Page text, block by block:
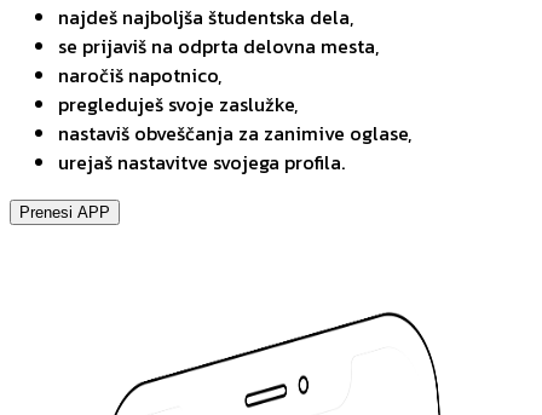
najdeš najboljša študentska dela,
se prijaviš na odprta delovna mesta,
naročiš napotnico,
pregleduješ svoje zaslužke,
nastaviš obveščanja za zanimive oglase,
urejaš nastavitve svojega profila.
Prenesi APP